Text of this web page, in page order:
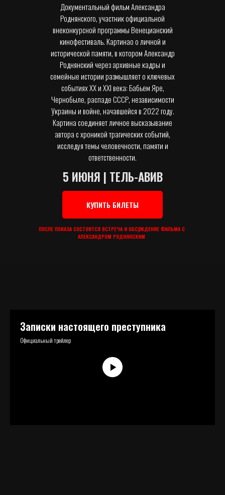
Документальный фильм Александра
Роднянского, участник официальной
внеконкурсной программы Венецианский
кинофестиваль. Картинао о личной и
исторической памяти, в котором Александр
Роднянский через архивные кадры и
семейные истории размышляет о ключевых
событиях XX и XXI века: Бабьем Яре,
Чернобыле, распаде СССР, независимости
Украины и войне, начавшейся в 2022 году.
Картина соединяет личное высказывание
автора с хроникой трагических событий,
исследуя темы человечности, памяти и
ответственности.
КУПИТЬ БИЛЕТЫ
5 ИЮНЯ | ТЕЛЬ-АВИВ
ПОСЛЕ ПОКАЗА СОСТОИТСЯ ВСТРЕЧА И ОБСУЖДЕНИЕ ФИЛЬМА С
АЛЕКСАНДРОМ РОДНЯНСКИМ
Записки настоящего преступника
Официальный трейлер